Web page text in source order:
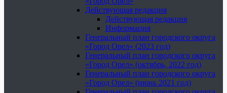
Действующая редакция
Действующая редакция
Информация
Генеральный план городского округа
«Город Орел» (2023 год)
Генеральный план городского округа
«Город Орел» (октябрь, 2022 год)
Генеральный план городского округа
«Город Орел» (июнь 2021 год)